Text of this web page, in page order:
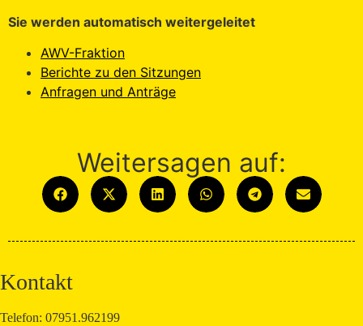
Sie werden automatisch weitergeleitet
AWV-Fraktion
Berichte zu den Sitzungen
Anfragen und Anträge
Weitersagen auf:
Kontakt
Telefon: 07951.962199